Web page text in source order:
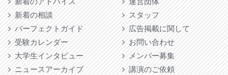
新着の相談
パーフェクトガイド
受験カレンダー
大学生インタビュー
ニュースアーカイブ
スタッフ
広告掲載に関して
お問い合わせ
メンバー募集
講演のご依頼